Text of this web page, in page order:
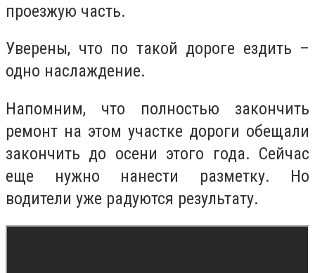
проезжую часть.
Уверены, что по такой дороге ездить –
одно наслаждение.
Напомним, что полностью закончить
ремонт на этом участке дороги обещали
закончить до осени этого года. Сейчас
еще нужно нанести разметку. Но
водители уже радуются результату.